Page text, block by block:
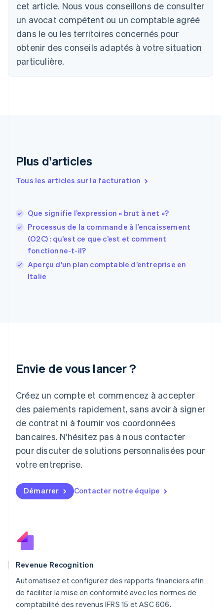
cet article. Nous vous conseillons de consulter
un avocat compétent ou un comptable agréé
dans le ou les territoires concernés pour
obtenir des conseils adaptés à votre situation
particulière.
Plus d'articles
Tous les articles sur la facturation
Que signifie l’expression « brut à net »?
Processus de la commande à l’encaissement
(O2C) : qu’est ce que c’est et comment
fonctionne-t-il?
Aperçu d’un plan comptable d’entreprise en
Italie
Envie de vous lancer ?
Créez un compte et commencez à accepter
des paiements rapidement, sans avoir à signer
de contrat ni à fournir vos coordonnées
bancaires. N'hésitez pas à nous contacter
pour discuter de solutions personnalisées pour
votre entreprise.
Démarrer Contacter notre équipe
Revenue Recognition
Automatisez et configurez des rapports financiers afin
de faciliter la mise en conformité avec les normes de
comptabilité des revenus IFRS 15 et ASC 606.
Português English
Bulgarie
English
Canada
Chine continentale
简体中文English
Español English
English
Finlande
English Svenska
Français English
Gibraltar
English
Grèce
Japon
Lettonie
English
Liechtenstein
DeutschEnglish
Lituanie
Luxembourg
FrançaisDeutschEnglish
English简体中文
Malte
Norvège
Nouvelle-Zélande
English
NederlandsEnglish
Pologne
English